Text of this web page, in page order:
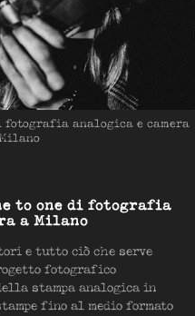
fotografia analogica e camera
to one di fotografia
a Milano
e tutto ciò che serve
fotografico
stampa analogica in
fino al medio formato